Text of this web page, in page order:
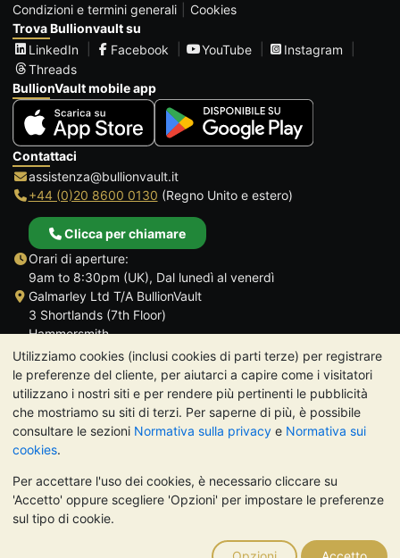
Utilizziamo cookies (inclusi cookies di parti terze) per registrare
le preferenze del cliente, per aiutarci a capire come i visitatori
utilizzano i nostri siti e per rendere più pertinenti le pubblicità
che mostriamo su siti di terzi. Per saperne di più, è possibile
consultare le sezioni Normativa sulla privacy e Normativa sui
cookies.
Per accettare l'uso dei cookies, è necessario cliccare su
'Accetto' oppure scegliere 'Opzioni' per impostare le preferenze
sul tipo di cookie.
Condizioni e termini generali
Cookies
Trova Bullionvault su
LinkedIn
Facebook YouTube
Instagram
Threads
BullionVault mobile app
Contattaci
assistenza@bullionvault.it
+44 (0)20 8600 0130 (Regno Unito e estero)
Clicca per chiamare
Orari di aperture:
9am to 8:30pm (UK), Dal lunedì al venerdì
Galmarley Ltd T/A BullionVault
3 Shortlands (7th Floor)
Hammersmith
Londra
W6 8DA
Regno Unito
TrustScore 4.7 | 488 recensioni
NOTA BENE: Il valore dei metalli preziosi può diminuire o
aumentare, e i trend storici non sono predittori dell'andamento
futuro. Nulla di quanto contenuto nei siti web di BullionVault o